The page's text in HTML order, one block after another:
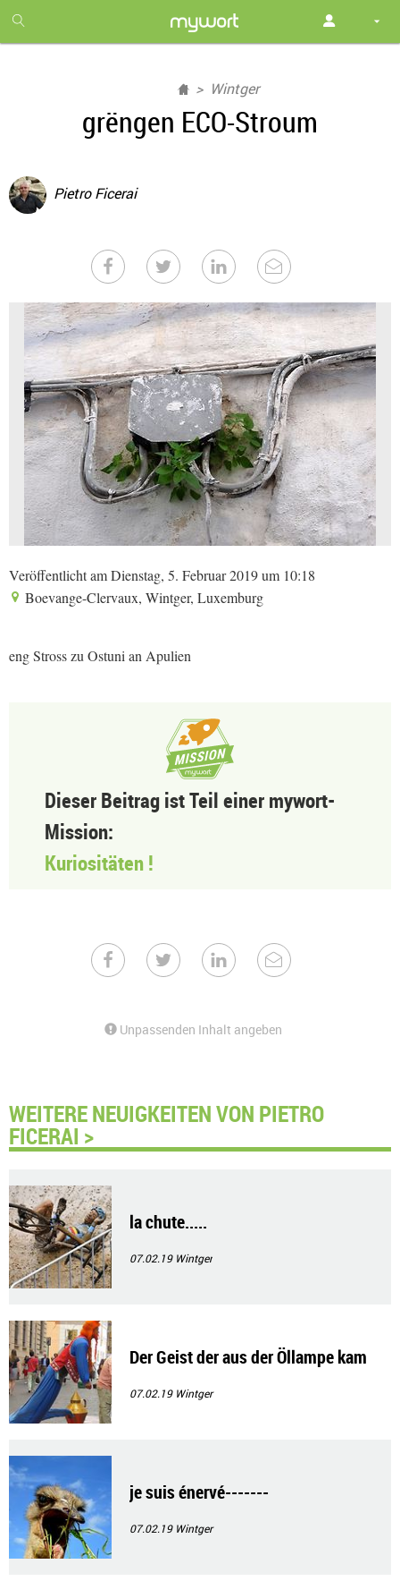
month
free
Wintger
grëngen ECO-Stroum
Pietro Ficerai
Veröffentlicht am Dienstag, 5. Februar 2019 um 10:18
Boevange-Clervaux, Wintger, Luxemburg
eng Stross zu Ostuni an Apulien
Dieser Beitrag ist Teil einer mywort-
Mission:
Kuriositäten !
Unpassenden Inhalt angeben
WEITERE NEUIGKEITEN VON PIETRO
FICERAI >
la chute.....
07.02.19 Wintger
Der Geist der aus der Öllampe kam
07.02.19 Wintger
je suis énervé-------
07.02.19 Wintger